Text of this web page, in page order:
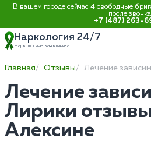
В вашем городе сейчас 4 свободные
после
+7 (487) 263-
Наркология 24/7
Наркологическая клиника
Главная Отзывы Лечение
Лечение
Лирики
Алексине